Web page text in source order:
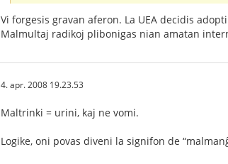
Vi forgesis gravan aferon. La UEA decidis
Malmultaj radikoj plibonigas nian amatan
4. apr. 2008 19.23.53
Maltrinki = urini, kaj ne vomi.
Logike, oni povas diveni la signifon de